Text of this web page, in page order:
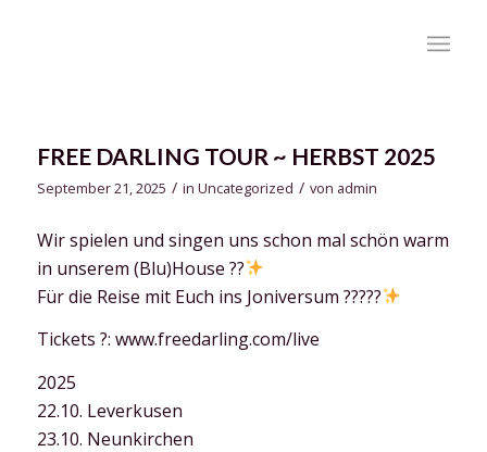
FREE DARLING TOUR ~ HERBST 2025
September 21, 2025 / in Uncategorized / von admin
Wir spielen und singen uns schon mal schön warm
in unserem (Blu)House ??
Für die Reise mit Euch ins Joniversum ?????
Tickets ?️: www.freedarling.com/live
2025
22.10. Leverkusen
23.10. Neunkirchen